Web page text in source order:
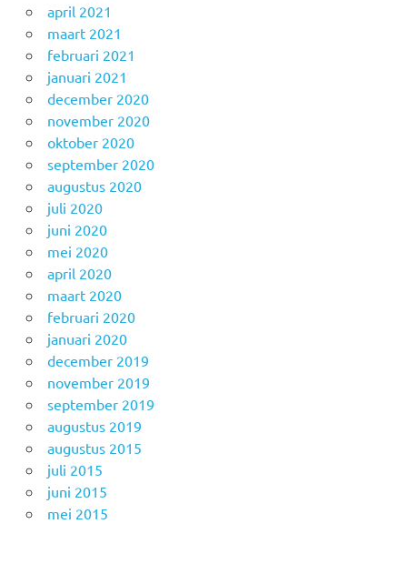
april 2021
maart 2021
februari 2021
januari 2021
december 2020
november 2020
oktober 2020
september 2020
augustus 2020
juli 2020
juni 2020
mei 2020
april 2020
maart 2020
februari 2020
januari 2020
december 2019
november 2019
september 2019
augustus 2019
augustus 2015
juli 2015
juni 2015
mei 2015